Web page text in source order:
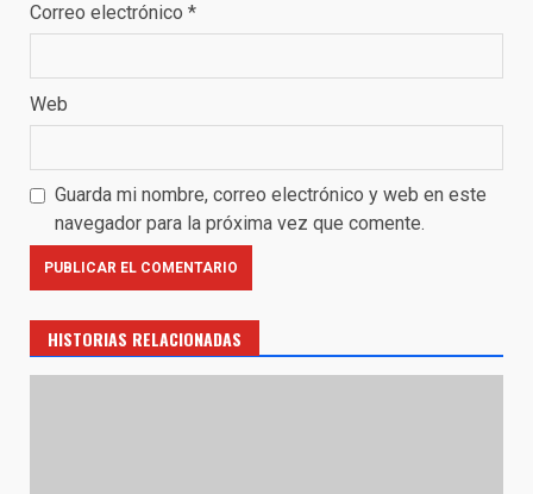
Correo electrónico *
Web
Guarda mi nombre, correo electrónico y web en este
navegador para la próxima vez que comente.
HISTORIAS RELACIONADAS